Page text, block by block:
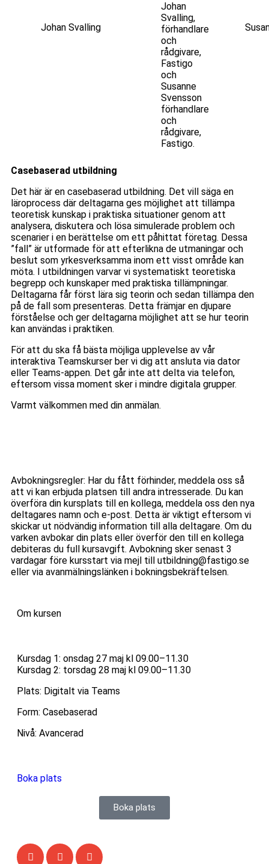
Johan Svalling
Johan
Svalling,
förhandlare
och
rådgivare,
Fastigo
och
Susanne
Svensson
förhandlare
och
rådgivare,
Fastigo.
Casebaserad utbildning
Det här är en casebaserad utbildning. Det vill säga en
läroprocess där deltagarna ges möjlighet att tillämpa
teoretisk kunskap i praktiska situationer genom att
analysera, diskutera och lösa simulerade problem och
scenarier i en berättelse om ett påhittat företag. Dessa
”fall” är utformade för att efterlikna de utmaningar och
beslut som yrkesverksamma inom ett visst område kan
möta. I utbildningen varvar vi systematiskt teoretiska
begrepp och kunskaper med praktiska tillämpningar.
Deltagarna får först lära sig teorin och sedan tillämpa den
på de fall som presenteras. Detta främjar en djupare
förståelse och ger deltagarna möjlighet att se hur teorin
kan användas i praktiken.
För att du ska få bästa möjliga upplevelse av vår
interaktiva Teamskurser ber vi dig att ansluta via dator
eller Teams-appen. Det går inte att delta via telefon,
eftersom vissa moment sker i mindre digitala grupper.
Varmt välkommen med din anmälan.
Avbokningsregler: Har du fått förhinder, meddela oss så
att vi kan erbjuda platsen till andra intresserade. Du kan
överföra din kursplats till en kollega, meddela oss den nya
deltagares namn och e-post. Detta är viktigt eftersom vi
skickar ut nödvändig information till alla deltagare. Om du
varken avbokar din plats eller överför den till en kollega
debiteras du full kursavgift. Avbokning sker senast 3
vardagar före kursstart via mejl till utbildning@fastigo.se
eller via avanmälningslänken i bokningsbekräftelsen.
Om kursen
Kursdag 1: onsdag 27 maj kl 09.00–11.30
Kursdag 2: torsdag 28 maj kl 09.00–11.30
Plats: Digitalt via Teams
Form: Casebaserad
Nivå: Avancerad
Boka plats
Boka plats